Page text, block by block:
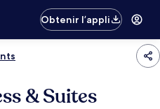
Obtenir l’appli
& Suites